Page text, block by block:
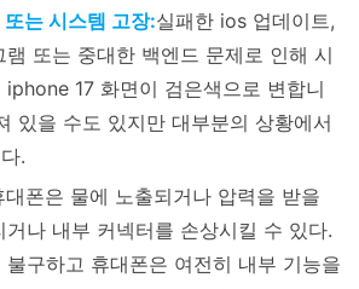
는 시스템 고장:실패한 ios 업데이트,
램 또는 중대한 백엔드 문제로 인해 시
iphone 17 화면이 검은색으로 변합니
있을 수도 있지만 대부분의 상황에서
.
대폰은 물에 노출되거나 압력을 받을
나 내부 커넥터를 손상시킬 수 있다.
불구하고 휴대폰은 여전히 내부 기능을